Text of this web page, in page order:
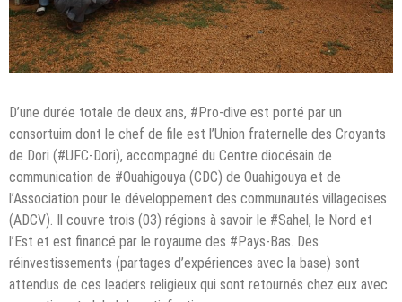
D’une durée totale de deux ans, #Pro-dive est porté par un
consortuim dont le chef de file est l’Union fraternelle des Croyants
de Dori (#UFC-Dori), accompagné du Centre diocésain de
communication de #Ouahigouya (CDC) de Ouahigouya et de
l’Association pour le développement des communautés villageoises
(ADCV). Il couvre trois (03) régions à savoir le #Sahel, le Nord et
l’Est et est financé par le royaume des #Pays-Bas. Des
réinvestissements (partages d’expériences avec la base) sont
attendus de ces leaders religieux qui sont retournés chez eux avec